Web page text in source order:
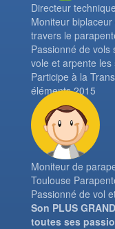
Directeur
Moniteur
travers le
Passionné de
vole et arpente les
Participe à la
éléments 2015
Moniteur de
Toulouse
Passionné de vol
Son PLUS
toutes ses